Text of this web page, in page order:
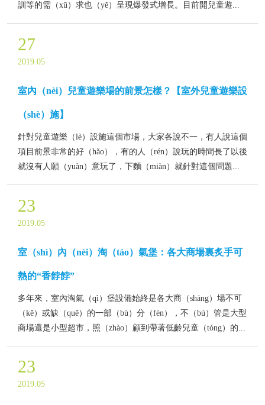
訓等的需（xū）求也（yě）呈現爆發式增長。目前開兒童遊...
27
2019.05
室內（nèi）兒童遊樂場的前景怎樣？【室外兒童遊樂設
（shè）施】
針對兒童遊樂（lè）設施這個市場，大家各說不一，有人說這個
項目前景非常的好（hǎo），有的人（rén）說玩的時間長了以後
就沒有人願（yuàn）意玩了，下麵（miàn）就針對這個問題...
23
2019.05
室（shì）內（nèi）淘（táo）氣堡：各大商場裏炙手可
熱的“香餑餑”
多年來，室內淘氣（qì）堡設備始終是各大商（shāng）場不可
（kě）或缺（quē）的一部（bù）分（fèn），不（bú）管是大型
商場還是小型超市，照（zhào）顧到帶著低齡兒童（tóng）的...
23
2019.05